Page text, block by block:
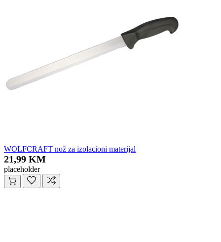
WOLFCRAFT nož za izolacioni materijal
21,99 KM
placeholder